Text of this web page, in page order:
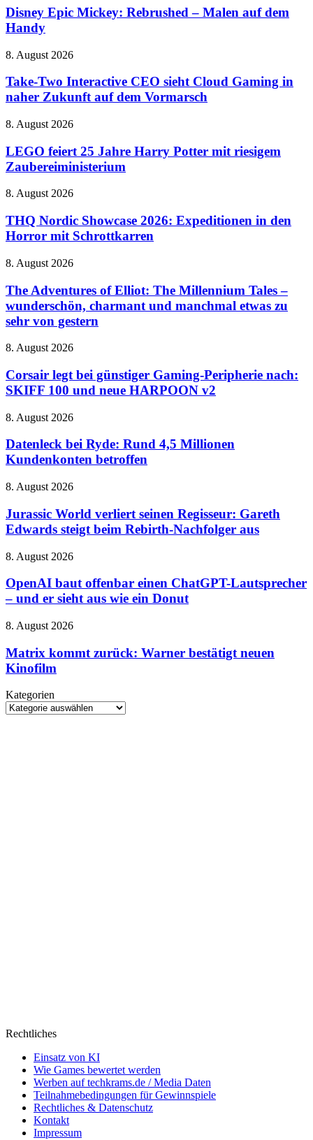
Mickey:
Rebrushed
–
auf
Handy
Disney Epic Mickey: Rebrushed – Malen auf dem
Handy
Take-
Interactive
CEO
sieht
Gaming
naher
Zukunft
dem
8. August 2026
Take-Two Interactive CEO sieht Cloud Gaming in
naher Zukunft auf dem Vormarsch
LEGO
25
Jahre
Harry
mit
Zaubereiministerium
8. August 2026
LEGO feiert 25 Jahre Harry Potter mit riesigem
Zaubereiministerium
THQ
Showcase
2026:
Expeditionen
den
mit
Schrottkarren
8. August 2026
THQ Nordic Showcase 2026: Expeditionen in den
Horror mit Schrottkarren
The
of
Elliot:
The
Millennium
–
charmant
und
etwas
sehr
von
gestern
8. August 2026
The Adventures of Elliot: The Millennium Tales –
wunderschön, charmant und manchmal etwas zu
sehr von gestern
Corsair
bei
günstiger
Gaming-
nach:
100
und
HARPOON
8. August 2026
Corsair legt bei günstiger Gaming-Peripherie nach:
SKIFF 100 und neue HARPOON v2
Datenleck
Ryde:
Rund
4,5
Kundenkonten
8. August 2026
Datenleck bei Ryde: Rund 4,5 Millionen
Kundenkonten betroffen
Jurassic
verliert
seinen
Regisseur:
Edwards
beim
Rebirth-
aus
8. August 2026
Jurassic World verliert seinen Regisseur: Gareth
Edwards steigt beim Rebirth-Nachfolger aus
OpenAI
offenbar
einen
ChatGPT-
–
er
sieht
wie
ein
8. August 2026
OpenAI baut offenbar einen ChatGPT-Lautsprecher
– und er sieht aus wie ein Donut
Matrix
zurück:
Warner
bestätigt
Kinofilm
8. August 2026
Matrix kommt zurück: Warner bestätigt neuen
Kinofilm
Kategorien
Kategorien
Rechtliches
Einsatz von KI
Wie Games bewertet werden
Werben auf techkrams.de / Media Daten
Teilnahmebedingungen für Gewinnspiele
Rechtliches & Datenschutz
Kontakt
Impressum